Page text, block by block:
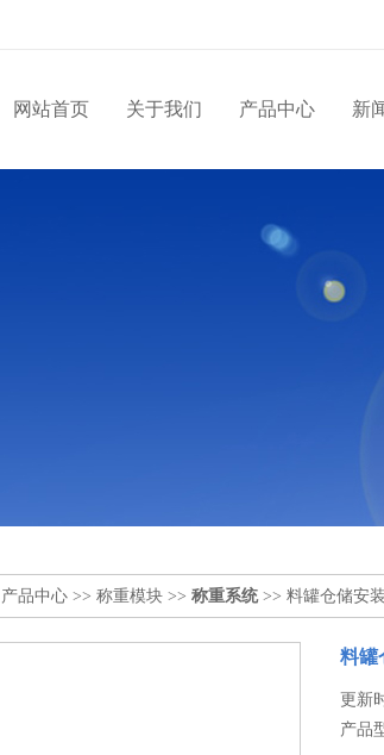
网站首页 关于我们 产品中心 新
产品中心 >> 称重模块 >> 称重系统>> 料罐仓储安
料罐
更新
产品